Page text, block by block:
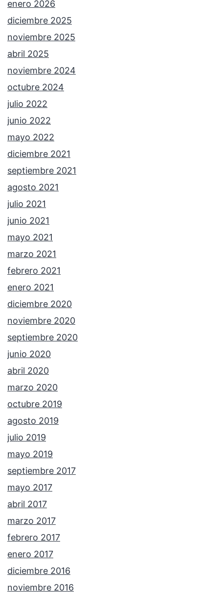
enero 2026
diciembre 2025
noviembre 2025
abril 2025
noviembre 2024
octubre 2024
julio 2022
junio 2022
mayo 2022
diciembre 2021
septiembre 2021
agosto 2021
julio 2021
junio 2021
mayo 2021
marzo 2021
febrero 2021
enero 2021
diciembre 2020
noviembre 2020
septiembre 2020
junio 2020
abril 2020
marzo 2020
octubre 2019
agosto 2019
julio 2019
mayo 2019
septiembre 2017
mayo 2017
abril 2017
marzo 2017
febrero 2017
enero 2017
diciembre 2016
noviembre 2016